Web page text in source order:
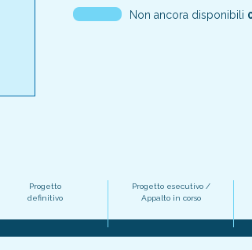
Non ancora disponibili
Progetto
definitivo
Progetto esecutivo /
Appalto in corso